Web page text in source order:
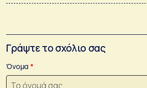
Γράψτε το σχόλιο σας
Όνομα